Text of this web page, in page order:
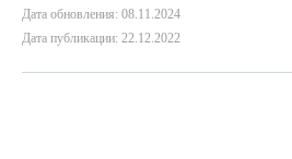
Дата обновления: 08.11.2024
Дата публикации: 22.12.2022